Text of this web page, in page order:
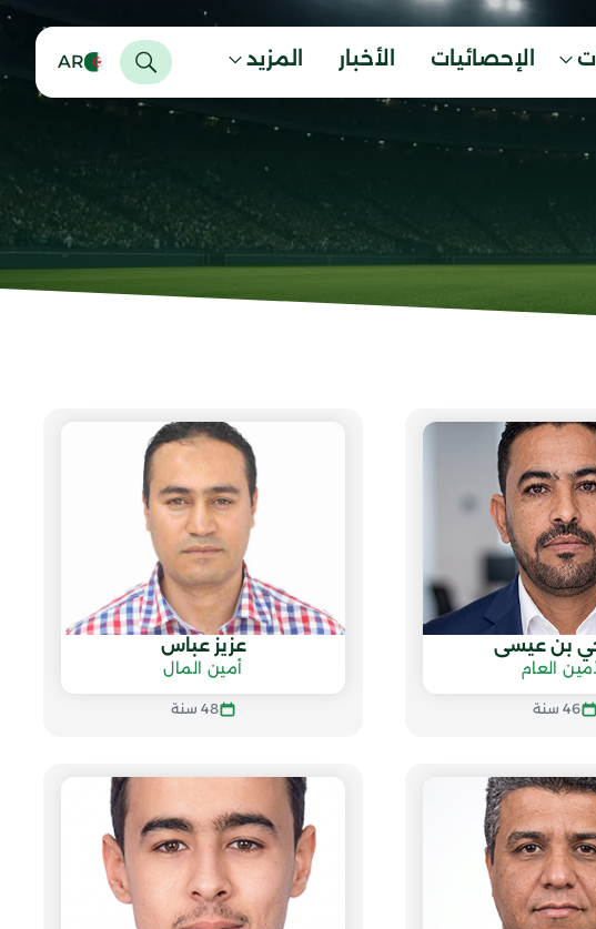
الإحصائيات الأخبار المزيد AR
بن عيسى
العام
46 سنة
عزيز عباس
أمين المال
48 سنة